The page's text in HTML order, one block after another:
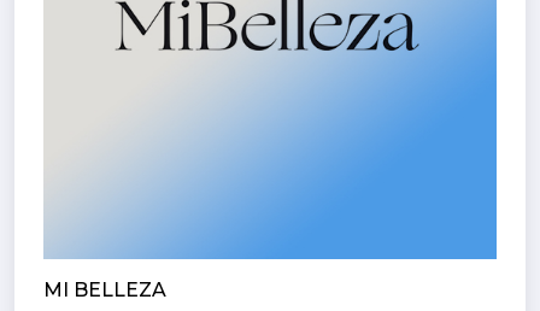
MI BELLEZA